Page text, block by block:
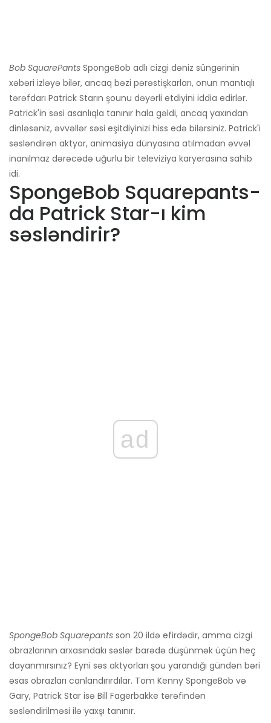
Bob SquarePants SpongeBob adlı cizgi dəniz süngərinin
xəbəri izləyə bilər, ancaq bəzi pərəstişkarları, onun mantıqlı
tərəfdarı Patrick Starın şounu dəyərli etdiyini iddia edirlər.
Patrick'in səsi asanlıqla tanınır hala gəldi, ancaq yaxından
dinləsəniz, əvvəllər səsi eşitdiyinizi hiss edə bilərsiniz. Patrick'i
səsləndirən aktyor, animasiya dünyasına atılmadan əvvəl
inanılmaz dərəcədə uğurlu bir televiziya karyerasına sahib
idi.
SpongeBob Squarepants-
da Patrick Star-ı kim
səsləndirir?
ad
SpongeBob Squarepants son 20 ildə efirdədir, amma cizgi
obrazlarının arxasındakı səslər barədə düşünmək üçün heç
dayanmırsınız? Eyni səs aktyorları şou yarandığı gündən bəri
əsas obrazları canlandırırdılar. Tom Kenny SpongeBob və
Gary, Patrick Star isə Bill Fagerbakke tərəfindən
səsləndirilməsi ilə yaxşı tanınır.